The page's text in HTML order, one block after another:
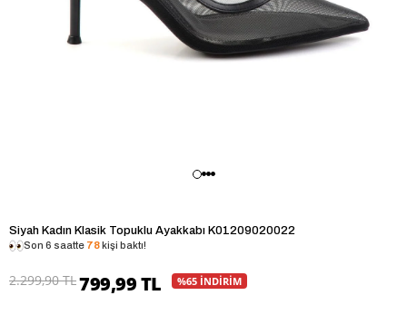
Siyah Kadın Klasik Topuklu Ayakkabı K01209020022
Son 6 saatte 78kişi baktı!
2.299,90 TL799,99 TL %65 İNDİRİM